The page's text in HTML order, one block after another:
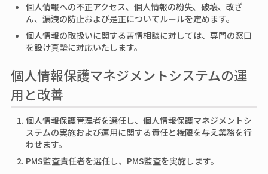
個人情報への不正アクセス、個人情報の紛失、破壊、改ざ
ん、漏洩の防止および是正についてルールを定めます。
個人情報の取扱いに関する苦情相談に対しては、専門の窓口
を設け真摯に対応いたします。
個人情報保護マネジメントシステムの運
用と改善
個人情報保護管理者を選任し、個人情報保護マネジメントシ
ステムの実施および運用に関する責任と権限を与え業務を行
わせます。
PMS監査責任者を選任し、PMS監査を実施します。